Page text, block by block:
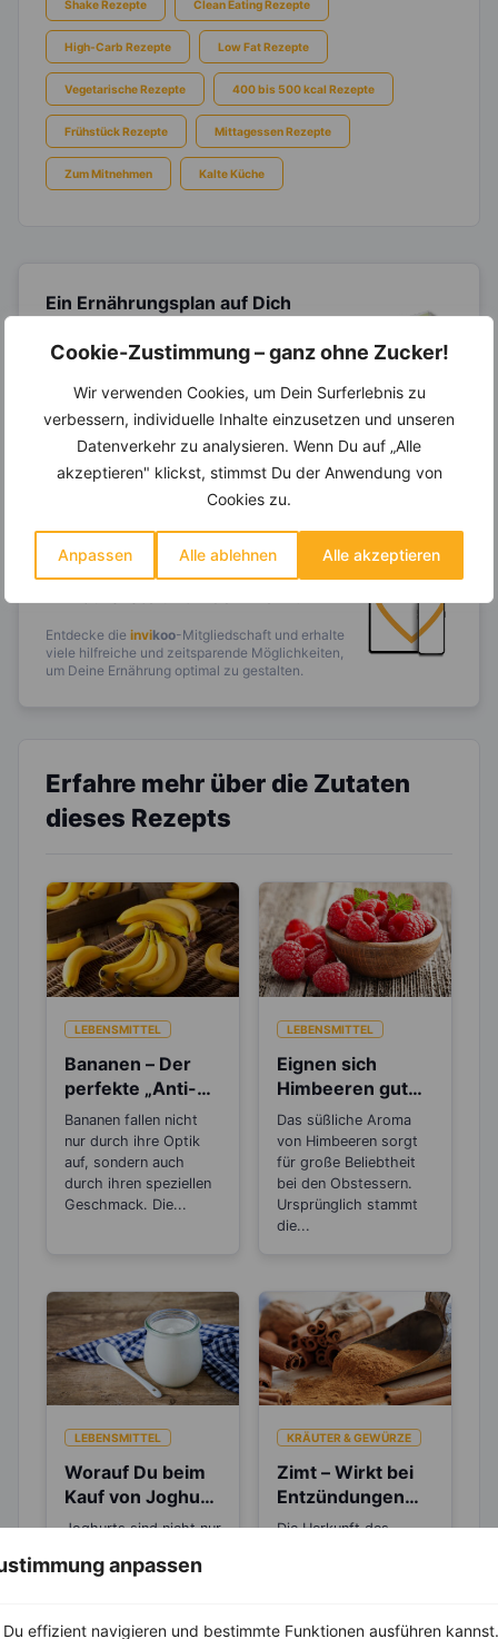
Cookie-Zustimmung – ganz ohne Zucker!
Wir verwenden Cookies, um Dein Surferlebnis zu
verbessern, individuelle Inhalte einzusetzen und unseren
Datenverkehr zu analysieren. Wenn Du auf „Alle
akzeptieren" klickst, stimmst Du der Anwendung von
Cookies zu.
Anpassen Alle ablehnen Alle akzeptieren
anpassen
effizient navigieren und bestimmte Funktionen ausführen
Shake Rezepte Clean Eating Rezepte
High-Carb Rezepte Low Fat Rezepte
Vegetarische Rezepte 400 bis 500 kcal Rezepte
Frühstück Rezepte Mittagessen Rezepte
Zum Mitnehmen Kalte Küche
Ein Ernährungsplan auf Dich
eigenen Rezepten?
Erstelle Dir Deinen eigenen, individuellen
Lieblingsrezepten auf Basis des gesamten
Know-Hows voninvi koo
14.000 Rezepte, autom.
Wochenplaner,
Entdecke die invikoo-Mitgliedschaft und erhalte
viele hilfreiche und zeitsparende Möglichkeiten,
um Deine Ernährung optimal zu gestalten.
Erfahre mehr über die Zutaten
dieses Rezepts
LEBENSMITTEL
Bananen – Der
perfekte „Anti-
Stress“-Snack
Bananen fallen nicht
nur durch ihre Optik
auf, sondern auch
durch ihren speziellen
Geschmack. Die...
LEBENSMITTEL
Eignen sich
Himbeeren gut
zum Abnehmen?
Das süßliche Aroma
von Himbeeren sorgt
für große Beliebtheit
bei den Obstessern.
Ursprünglich stammt
die...
LEBENSMITTEL
Worauf Du beim
Kauf von Joghurt
achten solltest
Joghurts sind nicht nur
man kann ihn süß oder
KRÄUTER & GEWÜRZE
Zimt – Wirkt bei
Entzündungen
und Rheuma
Die Herkunft des